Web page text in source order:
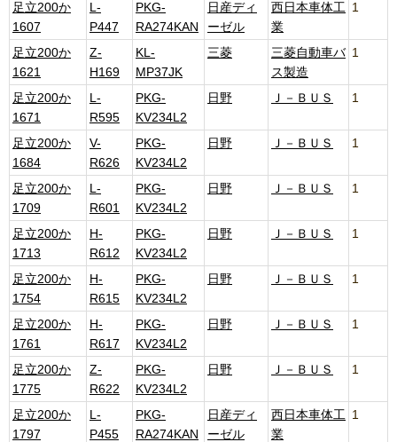
足立200か
1607
L-
P447
PKG-
RA274KAN
日産ディ
ーゼル
西日本車体工
業
1
足立200か
1621
Z-
H169
KL-
MP37JK
三菱
三菱自動車バ
ス製造
1
足立200か
1671
L-
R595
PKG-
KV234L2
日野 Ｊ－ＢＵＳ 1
足立200か
1684
V-
R626
PKG-
KV234L2
日野 Ｊ－ＢＵＳ 1
足立200か
1709
L-
R601
PKG-
KV234L2
日野 Ｊ－ＢＵＳ 1
足立200か
1713
H-
R612
PKG-
KV234L2
日野 Ｊ－ＢＵＳ 1
足立200か
1754
H-
R615
PKG-
KV234L2
日野 Ｊ－ＢＵＳ 1
足立200か
1761
H-
R617
PKG-
KV234L2
日野 Ｊ－ＢＵＳ 1
足立200か
1775
Z-
R622
PKG-
KV234L2
日野 Ｊ－ＢＵＳ 1
足立200か
1797
L-
P455
PKG-
RA274KAN
日産ディ
ーゼル
西日本車体工
業
1